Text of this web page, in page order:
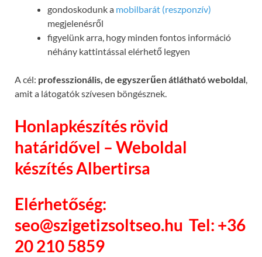
gondoskodunk a mobilbarát (reszponzív)
megjelenésről
figyelünk arra, hogy minden fontos információ
néhány kattintással elérhető legyen
A cél: professzionális, de egyszerűen átlátható weboldal,
amit a látogatók szívesen böngésznek.
Honlapkészítés rövid
határidővel – Weboldal
készítés Albertirsa
Elérhetőség:
seo@szigetizsoltseo.hu Tel: +36
20 210 5859